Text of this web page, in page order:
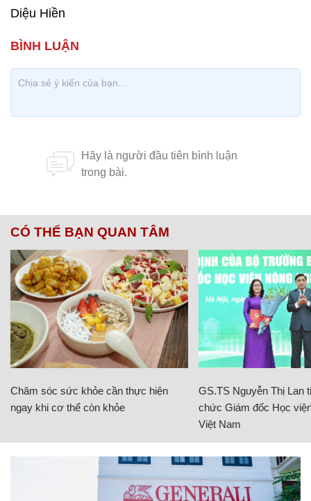
Diệu Hiền
CÓ THỂ BẠN QUAN TÂM
Chăm sóc sức khỏe cần thực hiện
ngay khi cơ thể còn khỏe
GS.TS Nguyễn Thị Lan
chức Giám đốc Học
Việt Nam